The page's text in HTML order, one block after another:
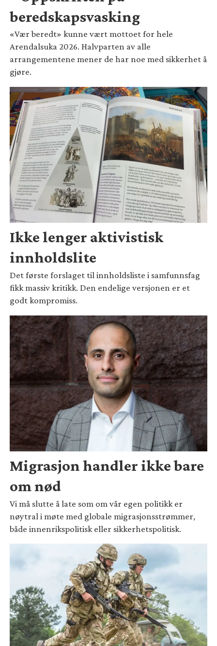
beredskapsvasking
«Vær beredt» kunne vært mottoet for hele
Arendalsuka 2026. Halvparten av alle
arrangementene mener de har noe med sikkerhet å
gjøre.
Ikke lenger aktivistisk
innholdslite
Det første forslaget til innholdsliste i samfunnsfag
fikk massiv kritikk. Den endelige versjonen er et
godt kompromiss.
Migrasjon handler ikke bare
om nød
Vi må slutte å late som om vår egen politikk er
nøytral i møte med globale migrasjonsstrømmer,
både innenrikspolitisk eller sikkerhetspolitisk.